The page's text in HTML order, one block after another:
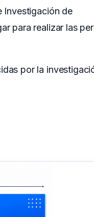
Investigación de
para realizar las
por la